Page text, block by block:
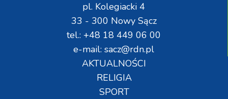
pl. Kolegiacki 4
33 - 300 Nowy Sącz
tel.: +48 18 449 06 00
e-mail: sacz@rdn.pl
AKTUALNOŚCI
RELIGIA
SPORT